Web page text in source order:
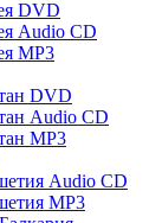
DVD
Audio CD
MP3
DVD
Audio CD
MP3
Audio CD
MP3